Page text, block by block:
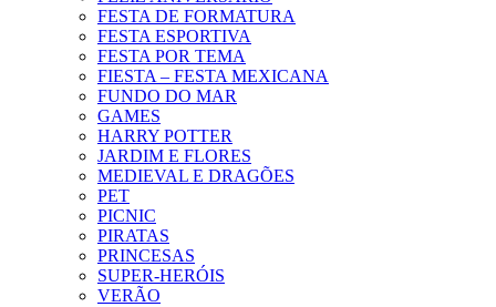
FESTA DE FORMATURA
FESTA ESPORTIVA
FESTA POR TEMA
FIESTA – FESTA MEXICANA
FUNDO DO MAR
GAMES
HARRY POTTER
JARDIM E FLORES
MEDIEVAL E DRAGÕES
PET
PICNIC
PIRATAS
PRINCESAS
SUPER-HERÓIS
VERÃO